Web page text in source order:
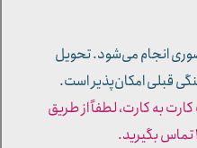
انجام می‌شود. تحویل
قبلی امکان‌پذیر است.
به کارت، لطفاً از طریق